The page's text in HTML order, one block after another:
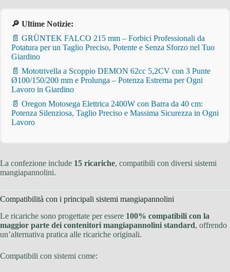
🔎 Ultime Notizie:
📄 GRÜNTEK FALCO 215 mm – Forbici Professionali da
Potatura per un Taglio Preciso, Potente e Senza Sforzo nel Tuo
Giardino
📄 Mototrivella a Scoppio DEMON 62cc 5,2CV con 3 Punte
Ø100/150/200 mm e Prolunga – Potenza Estrema per Ogni
Lavoro in Giardino
📄 Oregon Motosega Elettrica 2400W con Barra da 40 cm:
Potenza Silenziosa, Taglio Preciso e Massima Sicurezza in Ogni
Lavoro
La confezione include 15 ricariche, compatibili con diversi sistemi
mangiapannolini.
Compatibilità con i principali sistemi mangiapannolini
Le ricariche sono progettate per essere 100% compatibili con la
maggior parte dei contenitori mangiapannolini standard, offrendo
un’alternativa pratica alle ricariche originali.
Compatibili con sistemi come: